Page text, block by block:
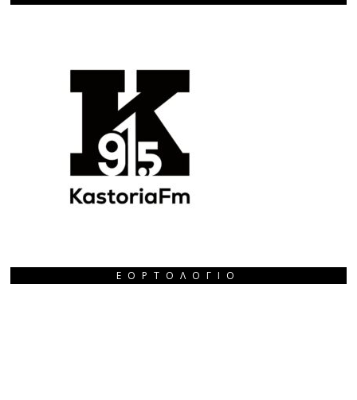
ΕΟΡΤΟΛΌΓΙΟ